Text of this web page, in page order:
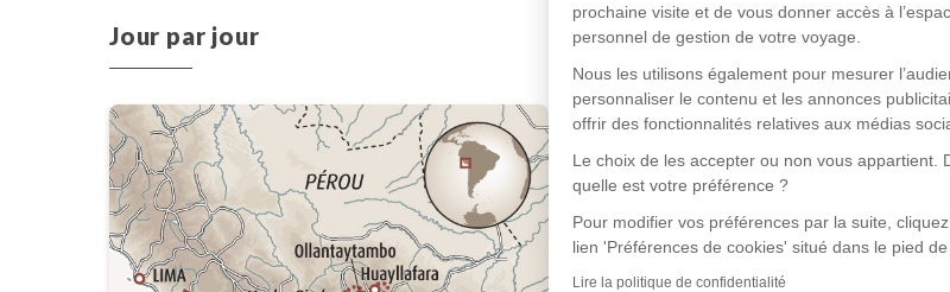
prochaine visite et de vous donner accès à
personnel de gestion de votre voyage.
Nous les utilisons également pour mesurer
personnaliser le contenu et les annonces
offrir des fonctionnalités relatives aux médias
Le choix de les accepter ou non vous appartient.
quelle est votre préférence ?
Pour modifier vos préférences par la suite,
lien 'Préférences de cookies' situé dans le pied de
Lire la politique de confidentialité
Jour par jour
Vol pour Lima
Vol pour Lima. Accueil et